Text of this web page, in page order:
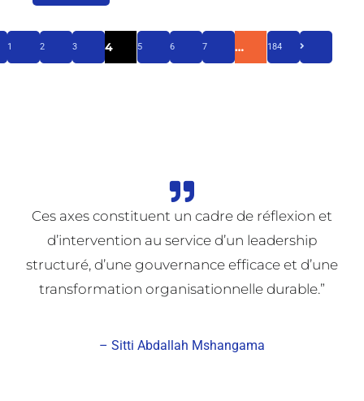
1 2 3 4 5 6 7 … 184
Ces axes constituent un cadre de réflexion et
d’intervention au service d’un leadership
structuré, d’une gouvernance efficace et d’une
transformation organisationnelle durable.”
– Sitti Abdallah Mshangama